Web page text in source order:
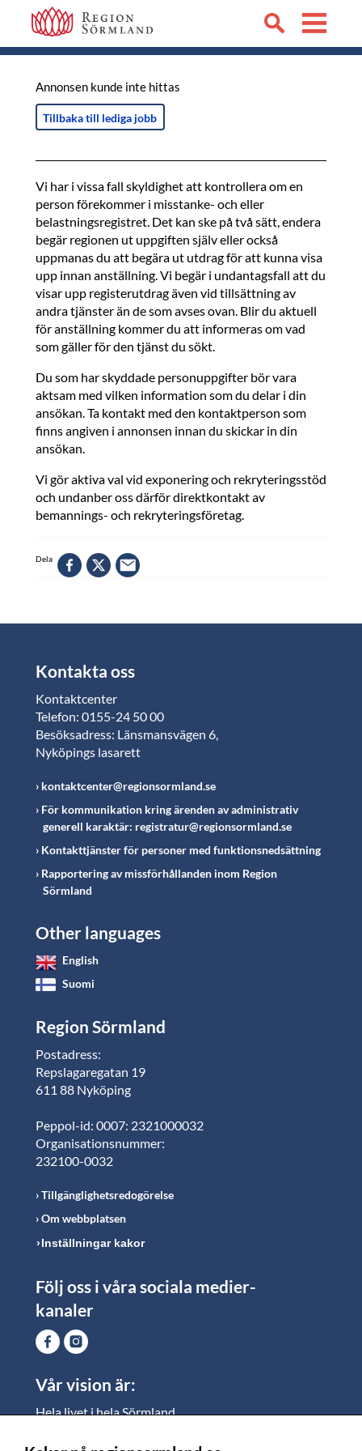
Annonsen kunde inte hittas
Tillbaka till lediga jobb
Vi har i vissa fall skyldighet att kontrollera om en
person förekommer i misstanke- och eller
belastningsregistret. Det kan ske på två sätt, endera
begär regionen ut uppgiften själv eller också
uppmanas du att begära ut utdrag för att kunna visa
upp innan anställning. Vi begär i undantagsfall att du
visar upp registerutdrag även vid tillsättning av
andra tjänster än de som avses ovan. Blir du aktuell
för anställning kommer du att informeras om vad
som gäller för den tjänst du sökt.
Du som har skyddade personuppgifter bör vara
aktsam med vilken information som du delar i din
ansökan. Ta kontakt med den kontaktperson som
finns angiven i annonsen innan du skickar in din
ansökan.
Vi gör aktiva val vid exponering och rekryteringsstöd
och undanber oss därför direktkontakt av
bemannings- och rekryteringsföretag.
Dela
Kontakta oss
Kontaktcenter
Telefon: 0155-24 50 00
Besöksadress: Länsmansvägen 6,
Nyköpings lasarett
kontaktcenter@regionsormland.se
För kommunikation kring ärenden av administrativ
generell karaktär: registratur@regionsormland.se
Kontakttjänster för personer med funktionsnedsättning
Rapportering av missförhållanden inom Region
Sörmland
Other languages
English
Suomi
Region Sörmland
Postadress:
Repslagaregatan 19
611 88 Nyköping
Peppol-id: 0007: 2321000032
Organisationsnummer:
232100-0032
Tillgänglighetsredogörelse
Om webbplatsen
Inställningar kakor
Följ oss i våra sociala medier-
kanaler
Vår vision är:
Hela livet i hela Sörmland.
vi vill skapa jämlika möjligheter för både